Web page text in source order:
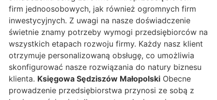
firm jednoosobowych, jak również ogromnych firm
inwestycyjnych. Z uwagi na nasze doświadczenie
świetnie znamy potrzeby wymogi przedsiębiorców na
wszystkich etapach rozwoju firmy. Każdy nasz klient
otrzymuje personalizowaną obsługę, co umożliwia
skonfigurować nasze rozwiązania do natury biznesu
klienta. Księgowa Sędziszów Małopolski Obecne
prowadzenie przedsiębiorstwa przynosi ze sobą z